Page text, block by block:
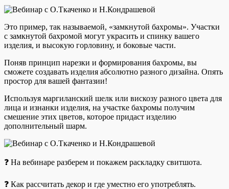
Это пример, так называемой, «замкнутой бахромы». Участки
с замкнутой бахромой могут украсить и спинку вашего
изделия, и высокую горловину, и боковые части.
Поняв принцип нарезки и формирования бахромы, вы
сможете создавать изделия абсолютно разного дизайна. Опять
простор для вашей фантазии!
Используя маргиланский шелк или вискозу разного цвета для
лица и изнанки изделия, на участке бахромы получим
смешение этих цветов, которое придаст изделию
дополнительный шарм.
❓ На вебинаре разберем и покажем раскладку свитшота.
❓ Как рассчитать декор и где уместно его употреблять.